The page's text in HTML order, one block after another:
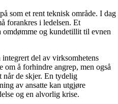
som et rent teknisk område. I dag
forankres i ledelsen. Et
og kundetillit til evnen
del av virksomhetens
å forhindre angrep, men også
når de skjer. En tydelig
av ansatte kan utgjøre
og en alvorlig krise.